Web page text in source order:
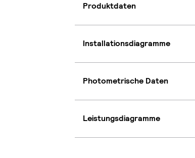
Produktdaten
Installationsdiagramme
Photometrische Daten
Leistungsdiagramme